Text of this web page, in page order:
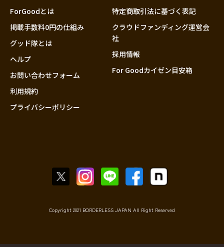
大分
ForGoodとは
掲載手数料0円の仕組み
グッド隊とは
ヘルプ
お問い合わせフォーム
利用規約
プライバシーポリシー
特定商取引法に基づく表記
クラウドファンディング運営会
社
採用情報
For Goodカイゼン目安箱
Copyright 2021 BORDERLESS JAPAN All Right Reserved